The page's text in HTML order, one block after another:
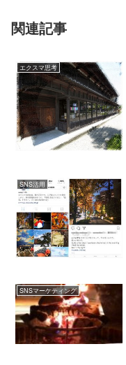
関連記事
エクスマ思考
SNS活用
SNSマーケティング